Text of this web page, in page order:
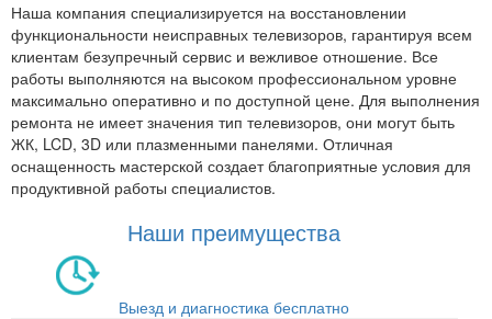
Наша компания специализируется на восстановлении
функциональности неисправных телевизоров, гарантируя всем
клиентам безупречный сервис и вежливое отношение. Все
работы выполняются на высоком профессиональном уровне
максимально оперативно и по доступной цене. Для выполнения
ремонта не имеет значения тип телевизоров, они могут быть
ЖК, LCD, 3D или плазменными панелями. Отличная
оснащенность мастерской создает благоприятные условия для
продуктивной работы специалистов.
Наши преимущества
Выезд и диагностика бесплатно